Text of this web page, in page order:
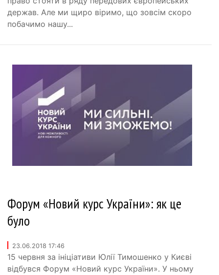
держав. Але ми щиро віримо, що зовсім скоро
побачимо нашу...
Форум «Новий курс України»: як це
було
23.06.2018 17:46
15 червня за ініціативи Юлії Тимошенко у Києві
відбувся Форум «Новий курс України». У ньому